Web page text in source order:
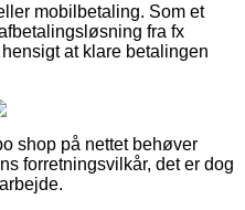
mobilbetaling. Som et
fra fx
at klare betalingen
shop på nettet behøver
forretningsvilkår, det er dog